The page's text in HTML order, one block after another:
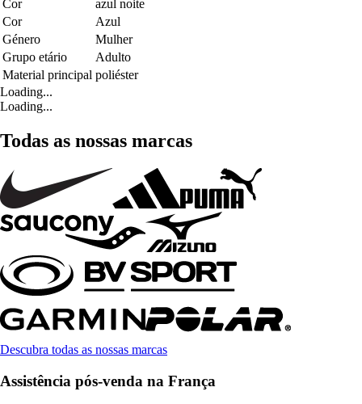
Cor
azul noite
Cor
Azul
Género
Mulher
Grupo etário
Adulto
Material principal poliéster
Loading...
Loading...
Todas as nossas marcas
Descubra todas as nossas marcas
Assistência pós-venda na França